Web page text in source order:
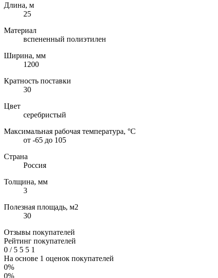
Длина, м
25
Материал
вспененный полиэтилен
Ширина, мм
1200
Кратность поставки
30
Цвет
серебристый
Максимальная рабочая температура, °C
от -65 до 105
Страна
Россия
Толщина, мм
3
Полезная площадь, м2
30
Отзывы покупателей
Рейтинг покупателей
0 /5 5 5 1
На основе 1 оценок покупателей
0%
0%